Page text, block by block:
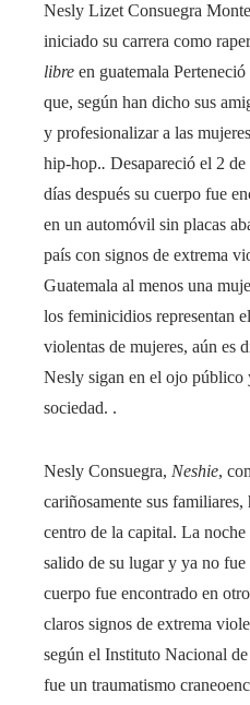
Nesly Lizet Consuegra
iniciado su carrera como
libre en guatemala
que, según han dicho sus
y profesionalizar a las
hip-hop.. Desapareció el 2
días después su cuerpo fue
en un automóvil sin placas
país con signos de extrema
Guatemala al menos una
los feminicidios representan
violentas de mujeres, aún es
Nesly sigan en el ojo público
sociedad. .
Nesly Consuegra, Neshie,
cariñosamente sus
centro de la capital. La noche
salido de su lugar y ya no fue
cuerpo fue encontrado en
claros signos de extrema
según el Instituto Nacional
fue un traumatismo